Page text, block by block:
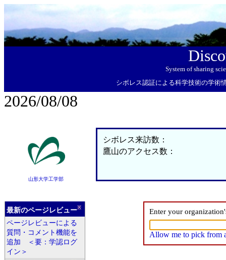
System of sharing
シボレス認証による科学技術の学術
2026/08/08
山形大学工学部
シボレス来訪数：
鷹山のアクセス数：
最新のページレビュー※
ページレビューによる
質問・コメント機能を
追加 ＜要：学認ログ
イン＞
Enter your
Allow me to pick from